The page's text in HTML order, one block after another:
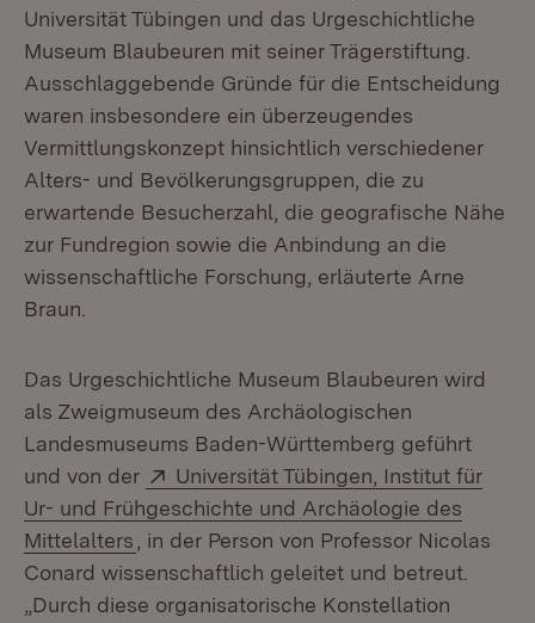
Universität Tübingen und das Urgeschichtliche
Museum Blaubeuren mit seiner Trägerstiftung.
Ausschlaggebende Gründe für die Entscheidung
waren insbesondere ein überzeugendes
Vermittlungskonzept hinsichtlich verschiedener
Alters- und Bevölkerungsgruppen, die zu
erwartende Besucherzahl, die geografische Nähe
zur Fundregion sowie die Anbindung an die
wissenschaftliche Forschung, erläuterte Arne
Braun.
Das Urgeschichtliche Museum Blaubeuren wird
als Zweigmuseum des Archäologischen
Landesmuseums Baden-Württemberg geführt
und von der
Extern:
Universität Tübingen, Institut für
Ur- und Frühgeschichte und Archäologie des
Mittelalters (Öffnet in neuem Fenster)
, in der Person von Professor Nicolas
Conard wissenschaftlich geleitet und betreut.
„Durch diese organisatorische Konstellation